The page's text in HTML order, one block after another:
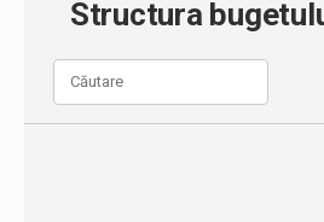
Structura